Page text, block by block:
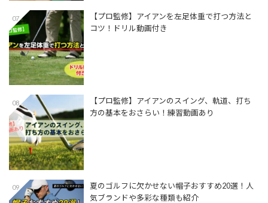
07
【プロ監修】アイアンを左足体重で打つ方法と
コツ！ドリル動画付き
08
【プロ監修】アイアンのスイング、軌道、打ち
方の基本をおさらい！練習動画あり
09
夏のゴルフに欠かせない帽子おすすめ20選！人
気ブランドや多彩な種類も紹介